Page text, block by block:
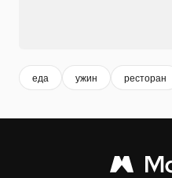
еда ужин ресторан